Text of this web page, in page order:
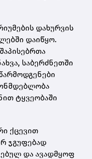
დახურვის
დაიწყო.
საბერძნეთში
ტყვეობაში
ქცევით
ჯგუფებად
და ავადმყოფ